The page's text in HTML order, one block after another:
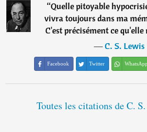
“Quelle pitoyable
vivra toujours dans ma
C'est précisément ce qu'elle
―C. S. Lewis
Facebook Twitter WhatsApp
Toutes les citations de C.